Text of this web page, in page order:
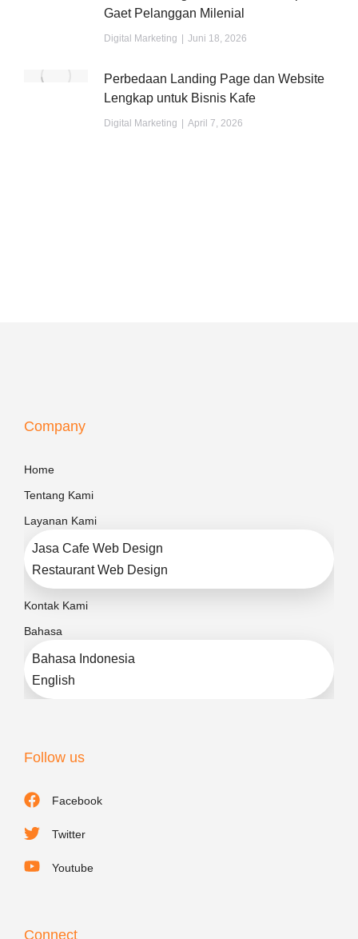
Gaet Pelanggan Milenial
Digital Marketing Juni 18, 2026
Perbedaan Landing Page dan Website
Lengkap untuk Bisnis Kafe
Digital Marketing April 7, 2026
Company
Home
Tentang Kami
Layanan Kami
Jasa Cafe Web Design
Restaurant Web Design
Kontak Kami
Bahasa
Bahasa Indonesia
English
Follow us
Facebook
Twitter
Youtube
Connect